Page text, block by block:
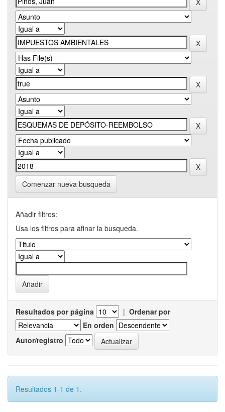
Comenzar nueva busqueda
Añadir filtros:
Usa los filtros para afinar la busqueda.
Resultados por página | Ordenar por
En orden
Autor/registro
Resultados 1-1 de 1.